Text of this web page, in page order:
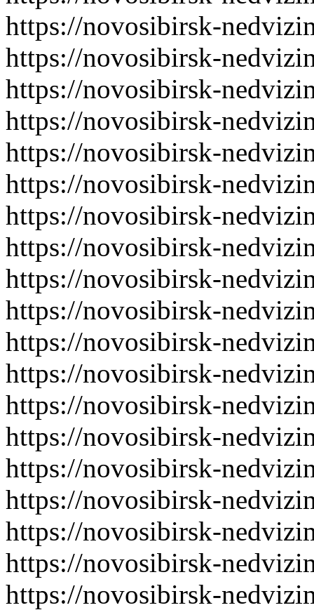
https://novosibirsk-
https://novosibirsk-
https://novosibirsk-
https://novosibirsk-
https://novosibirsk-
https://novosibirsk-
https://novosibirsk-
https://novosibirsk-
https://novosibirsk-
https://novosibirsk-
https://novosibirsk-
https://novosibirsk-
https://novosibirsk-
https://novosibirsk-
https://novosibirsk-
https://novosibirsk-
https://novosibirsk-
https://novosibirsk-
https://novosibirsk-